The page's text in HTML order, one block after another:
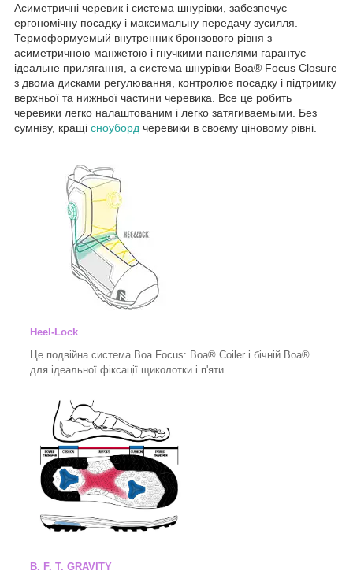
Асиметричні черевик і система шнурівки, забезпечує
ергономічну посадку і максимальну передачу зусилля.
Термоформуемый внутренник бронзового рівня з
асиметричною манжетою і гнучкими панелями гарантує
ідеальне прилягання, а система шнурівки Boa® Focus Closure
з двома дисками регулювання, контролює посадку і підтримку
верхньої та нижньої частини черевика. Все це робить
черевики легко налаштованим і легко затягиваемыми. Без
сумніву, кращі сноуборд черевики в своєму ціновому рівні.
Heel-Lock
Це подвійна система Boa Focus: Boa® Coiler і бічній Boa®
для ідеальної фіксації щиколотки і п'яти.
B. F. T. GRAVITY